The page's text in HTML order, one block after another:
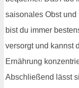
saisonales Obst und
bist du immer
versorgt und kannst
Ernährung
Abschließend lässt